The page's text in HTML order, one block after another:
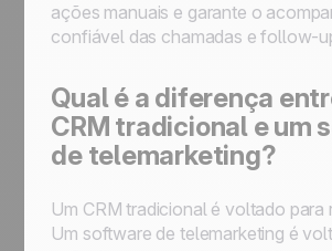
ações manuais e garante o
confiável das chamadas e follow-
Qual é a diferença
CRM tradicional e um
de telemarketing?
Um CRM tradicional é voltado para
Um software de telemarketing é